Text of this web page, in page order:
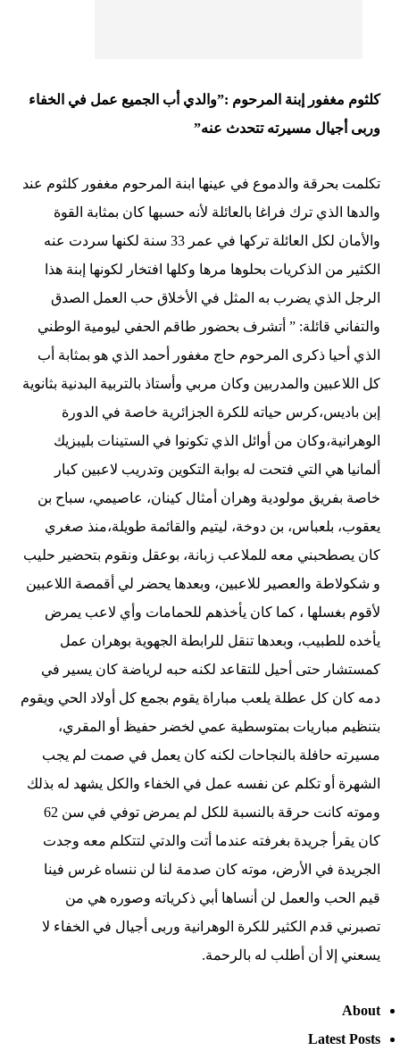
كلثوم مغفور إبنة المرحوم :”والدي أب الجميع عمل في الخفاء
وربى أجيال مسيرته تتحدث عنه”
تكلمت بحرقة والدموع في عينها ابنة المرحوم مغفور كلثوم عند
والدها الذي ترك فراغا بالعائلة لأنه حسبها كان بمثابة القوة
والأمان لكل العائلة تركها في عمر 33 سنة لكنها سردت عنه
الكثير من الذكريات بحلوها مرها وكلها افتخار لكونها إبنة هذا
الرجل الذي يضرب به المثل في الأخلاق حب العمل الصدق
والتفاني قائلة: ” أتشرف بحضور طاقم الحفي ليومية الوطني
الذي أحيا ذكرى المرحوم حاج مغفور أحمد الذي هو بمثابة أب
كل اللاعبين والمدربين وكان مربي وأستاذ بالتربية البدنية بثانوية
إبن باديس،كرس حياته للكرة الجزائرية خاصة في الدورة
الوهرانية،وكان من أوائل الذي تكونوا في الستينات بليبزيك
ألمانيا هي التي فتحت له بوابة التكوين وتدريب لاعبين كبار
خاصة بفريق مولودية وهران أمثال كينان، عاصيمي، سباح بن
يعقوب، بلعباس، بن دوخة، ليتيم والقائمة طويلة،منذ صغري
كان يصطحبني معه للملاعب زبانة، بوعقل ونقوم بتحضير حليب
و شكولاطة والعصير للاعبين، وبعدها يحضر لي أقمصة اللاعبين
لأقوم بغسلها ، كما كان يأخذهم للحمامات وأي لاعب يمرض
يأخده للطبيب، وبعدها تنقل للرابطة الجهوية بوهران عمل
كمستشار حتى أحيل للتقاعد لكنه حبه لرياضة كان يسير في
دمه كان كل عطلة يلعب مباراة يقوم بجمع كل أولاد الحي ويقوم
بتنظيم مباريات بمتوسطية عمي لخضر حفيظ أو المقري،
مسيرته حافلة بالنجاحات لكنه كان يعمل في صمت لم يجب
الشهرة أو تكلم عن نفسه عمل في الخفاء والكل يشهد له بذلك
وموته كانت حرقة بالنسبة للكل لم يمرض توفي في سن 62
كان يقرأ جريدة بغرفته عندما أتت والدتي لتتكلم معه وجدت
الجريدة في الأرض، موته كان صدمة لنا لن ننساه غرس فينا
قيم الحب والعمل لن أنساها أبي ذكرياته وصوره هي من
تصبرني قدم الكثير للكرة الوهرانية وربى أجيال في الخفاء لا
يسعني إلا أن أطلب له بالرحمة.
About
Latest Posts